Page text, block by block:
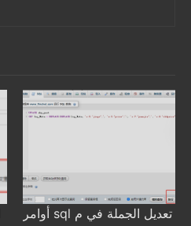
أوامر sql تعديل الجملة في م